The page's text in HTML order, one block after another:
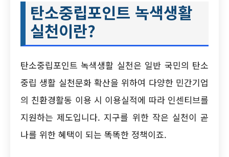
탄소중립포인트 녹색생활
실천이란?
탄소중립포인트 녹색생활 실천은 일반 국민의 탄소
중립 생활 실천문화 확산을 위하여 다양한 민간기업
의 친환경활동 이용 시 이용실적에 따라 인센티브를
지원하는 제도입니다. 지구를 위한 작은 실천이 곧
나를 위한 혜택이 되는 똑똑한 정책이죠.